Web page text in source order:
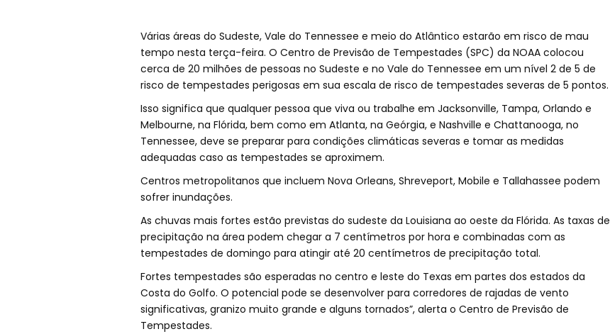
Várias áreas do Sudeste, Vale do Tennessee e meio do Atlântico estarão em risco de mau
tempo nesta terça-feira. O Centro de Previsão de Tempestades (SPC) da NOAA colocou
cerca de 20 milhões de pessoas no Sudeste e no Vale do Tennessee em um nível 2 de 5 de
risco de tempestades perigosas em sua escala de risco de tempestades severas de 5 pontos.
Isso significa que qualquer pessoa que viva ou trabalhe em Jacksonville, Tampa, Orlando e
Melbourne, na Flórida, bem como em Atlanta, na Geórgia, e Nashville e Chattanooga, no
Tennessee, deve se preparar para condições climáticas severas e tomar as medidas
adequadas caso as tempestades se aproximem.
Centros metropolitanos que incluem Nova Orleans, Shreveport, Mobile e Tallahassee podem
sofrer inundações.
As chuvas mais fortes estão previstas do sudeste da Louisiana ao oeste da Flórida. As taxas de
precipitação na área podem chegar a 7 centímetros por hora e combinadas com as
tempestades de domingo para atingir até 20 centímetros de precipitação total.
Fortes tempestades são esperadas no centro e leste do Texas em partes dos estados da
Costa do Golfo. O potencial pode se desenvolver para corredores de rajadas de vento
significativas, granizo muito grande e alguns tornados”, alerta o Centro de Previsão de
Tempestades.